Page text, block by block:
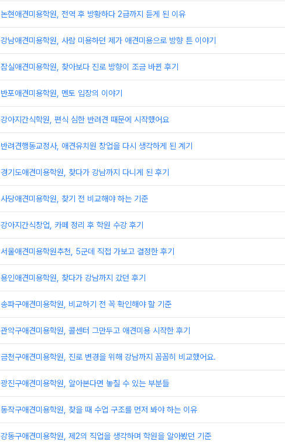
논현애견미용학원, 전역 후 방황하다 2급까지 듣게 된 이유
강남애견미용학원, 사람 미용하던 제가 애견미용으로 방향 튼 이야기
잠실애견미용학원, 찾아보다 진로 방향이 조금 바뀐 후기
반포애견미용학원, 멘토 입장의 이야기
강아지간식학원, 편식 심한 반려견 때문에 시작했어요
반려견행동교정사, 애견유치원 창업을 다시 생각하게 된 계기
경기도애견미용학원, 찾다가 강남까지 다니게 된 후기
사당애견미용학원, 찾기 전 비교해야 하는 기준
강아지간식창업, 카페 정리 후 학원 수강 후기
서울애견미용학원추천, 5군데 직접 가보고 결정한 후기
용인애견미용학원, 찾다가 강남까지 갔던 후기
송파구애견미용학원, 비교하기 전 꼭 확인해야 할 기준
관악구애견미용학원, 콜센터 그만두고 애견미용 시작한 후기
금천구애견미용학원, 진로 변경을 위해 강남까지 꼼꼼히 비교했어요.
광진구애견미용학원, 알아본다면 놓칠 수 있는 부분들
동작구애견미용학원, 찾을 때 수업 구조를 먼저 봐야 하는 이유
강동구애견미용학원, 제2의 직업을 생각하며 학원을 알아봤던 기준